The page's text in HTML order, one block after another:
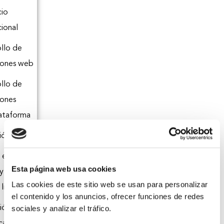
Esta página web usa cookies
Las cookies de este sitio web se usan para personalizar
el contenido y los anuncios, ofrecer funciones de redes
sociales y analizar el tráfico.
de
web
de
infantil
medio
de